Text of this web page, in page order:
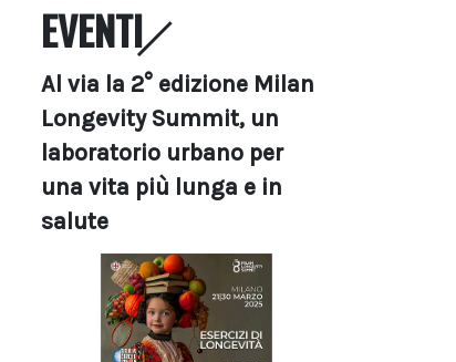
EVENTI
Al via la 2° edizione Milan
Longevity Summit, un
laboratorio urbano per
una vita più lunga e in
salute